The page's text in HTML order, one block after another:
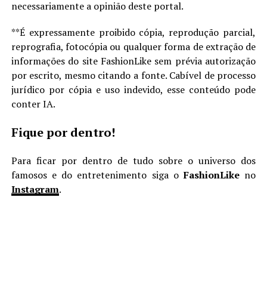
necessariamente a opinião deste portal.
**É expressamente proibido cópia, reprodução parcial,
reprografia, fotocópia ou qualquer forma de extração de
informações do site FashionLike sem prévia autorização
por escrito, mesmo citando a fonte. Cabível de processo
jurídico por cópia e uso indevido, esse conteúdo pode
conter IA.
Fique por dentro!
Para ficar por dentro de tudo sobre o universo dos
famosos e do entretenimento siga oFashionLike no
Instagram.